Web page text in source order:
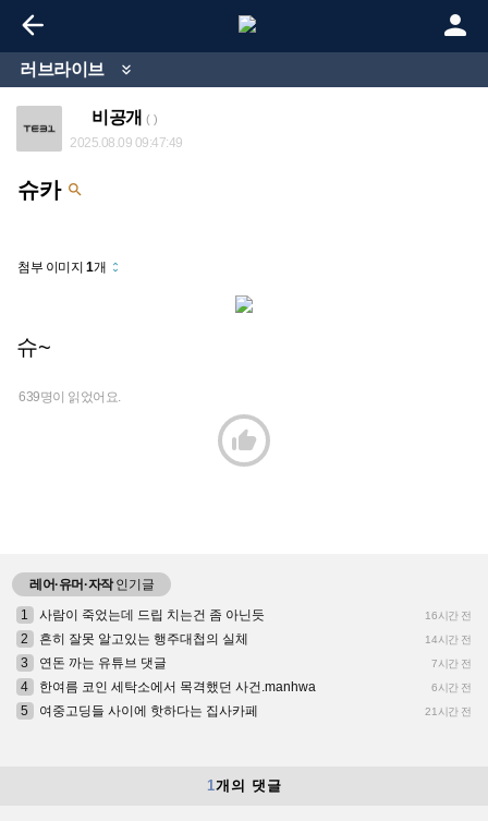
 
러브라이브 
비공개 ( )
2025.08.09 09:47:49
슈카 
첨부 이미지1개 unfold_more
슈~
639명이 읽었어요.

레어·유머·자작인기글
1
사람이 죽었는데 드립 치는건 좀 아닌듯 16시간 전
2 흔히 잘못 알고있는 행주대첩의 실체 14시간 전
3 연돈 까는 유튜브 댓글 7시간 전
4 한여름 코인 세탁소에서 목격했던 사건.manhwa 6시간 전
5 여중고딩들 사이에 핫하다는 집사카페 21시간 전
1개의 댓글